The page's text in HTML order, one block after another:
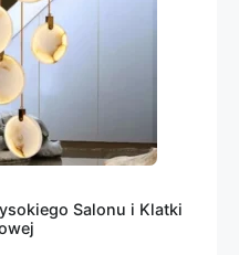
Salonu i Klatki